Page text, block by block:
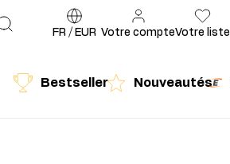
Bestseller Nouveautés
FR / EUR Votre compteVotre liste